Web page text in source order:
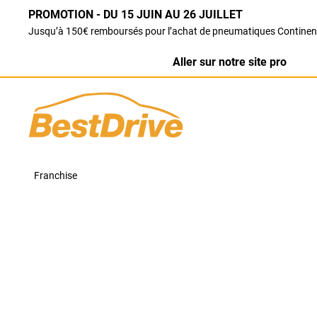
PROMOTION - DU 15 JUIN AU 26 JUILLET
Jusqu’à 150€ remboursés pour l’achat de pneumatiques
Aller sur notre site pro
Franchise